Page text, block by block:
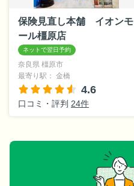
保険見直し本舗 イオンモ
ール橿原店
奈良県 橿原市
最寄り駅： 金橋
4.6
口コミ・評判 24件